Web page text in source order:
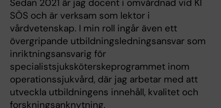
Sedan 2021 är jag docent i omvårdnad vid KI
SÖS och är verksam som lektor i
vårdvetenskap. I min roll ingår även ett
övergripande utbildningsledningsansvar som
inriktningsansvarig för
specialistsjuksköterskeprogrammet inom
operationssjukvård, där jag arbetar med att
utveckla utbildningens innehåll, kvalitet och
forskningsanknytning.